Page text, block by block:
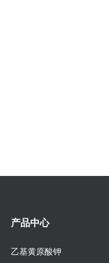
产品中心
乙基黄原酸钾